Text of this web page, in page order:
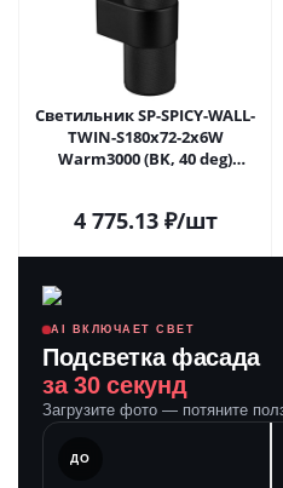
Светильник SP-SPICY-WALL-
TWIN-S180x72-2x6W
Warm3000 (BK, 40 deg)
4 775.13₽/шт
AI ВКЛЮЧАЕТ СВЕТ
Подсветка фасада
за 30 секунд
Загрузите фото — потяните
ДО